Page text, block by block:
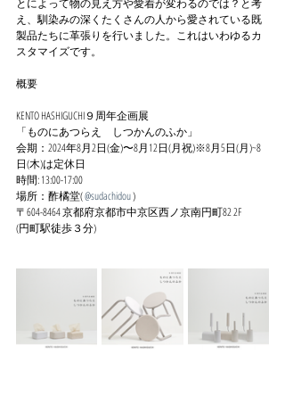
とによって物の見え方や愛着が変わるのでは？と考
え、馴染みの深くたくさんの人から愛されている既
製品たちに革張りを行いました。これはいわゆるカ
スタマイズです。
概要
KENTO HASHIGUCHI９周年企画展
「ものにあつらえ　しつかんのふか」
会期：2024年8月2日(金)〜8月12日(月祝)※8月5日(月)~8
日(木)は定休日
時間: 13:00-17:00
場所：酢橘堂( @sudachidou )
〒604-8464 京都府京都市中京区西ノ京南円町82 2F
(円町駅徒歩３分)